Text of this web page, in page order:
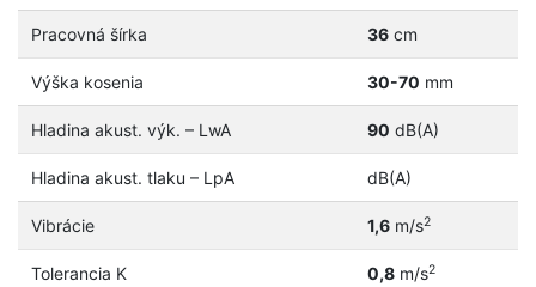
Pracovná šírka 36cm
Výška kosenia 30-70 mm
Hladina akust. výk. – LwA 90 dB(A)
Hladina akust. tlaku – LpA dB(A)
Vibrácie 1,6m/s2
Tolerancia K 0,8m/s2